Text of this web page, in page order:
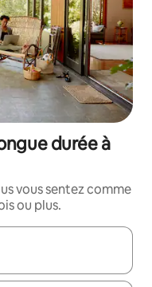
durée à
vous sentez comme
ou plus.
les flèches vers le